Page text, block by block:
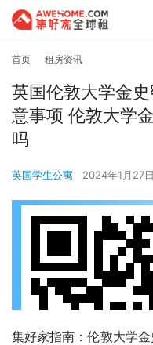
首页 租房资讯
英国伦敦大学金
意事项 伦敦大学
吗
英国学生公寓 2024年1月27
集好家指南：伦敦大学